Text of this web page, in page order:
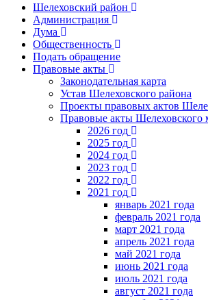
Шелеховский район
Администрация
Дума
Общественность
Подать обращение
Правовые акты
Законодательная карта
Устав Шелеховского района
Проекты правовых актов
Правовые акты Шелеховского
2026 год
2025 год
2024 год
2023 год
2022 год
2021 год
январь 2021 года
февраль 2021 года
март 2021 года
апрель 2021 года
май 2021 года
июнь 2021 года
июль 2021 года
август 2021 года